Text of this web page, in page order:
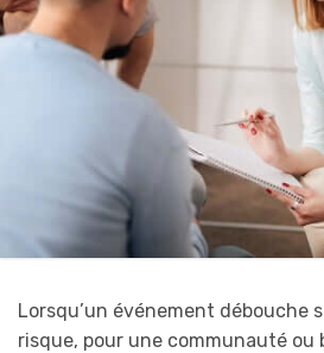
Lorsqu’un événement débouche
risque, pour une communauté ou